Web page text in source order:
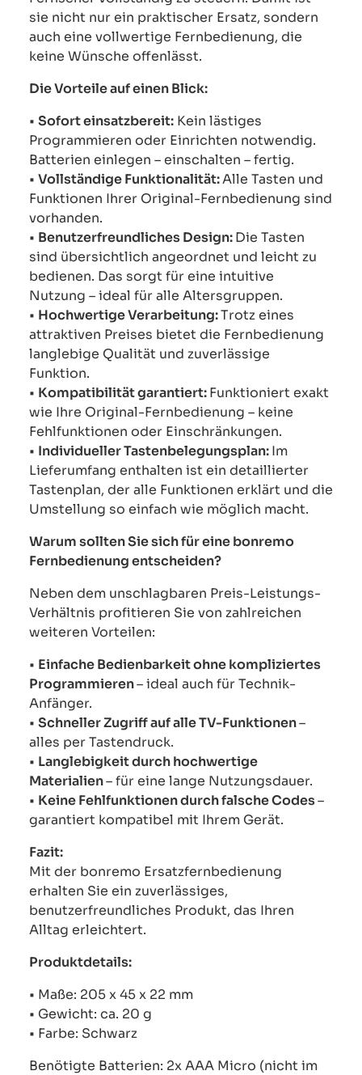
sie nicht nur ein praktischer Ersatz, sondern
auch eine vollwertige Fernbedienung, die
keine Wünsche offenlässt.
Die Vorteile auf einen Blick:
• Sofort einsatzbereit: Kein lästiges
Programmieren oder Einrichten notwendig.
Batterien einlegen – einschalten – fertig.
• Vollständige Funktionalität:Alle Tasten und
Funktionen Ihrer Original-Fernbedienung sind
vorhanden.
• Benutzerfreundliches Design:Die Tasten
sind übersichtlich angeordnet und leicht zu
bedienen. Das sorgt für eine intuitive
Nutzung – ideal für alle Altersgruppen.
• Hochwertige Verarbeitung:Trotz eines
attraktiven Preises bietet die Fernbedienung
langlebige Qualität und zuverlässige
Funktion.
• Kompatibilität garantiert:Funktioniert exakt
wie Ihre Original-Fernbedienung – keine
Fehlfunktionen oder Einschränkungen.
• Individueller Tastenbelegungsplan:Im
Lieferumfang enthalten ist ein detaillierter
Tastenplan, der alle Funktionen erklärt und die
Umstellung so einfach wie möglich macht.
Warum sollten Sie sich für eine bonremo
Fernbedienung entscheiden?
Neben dem unschlagbaren Preis-Leistungs-
Verhältnis profitieren Sie von zahlreichen
weiteren Vorteilen:
• Einfache Bedienbarkeit ohne kompliziertes
Programmieren– ideal auch für Technik-
Anfänger.
• Schneller Zugriff auf alle TV-Funktionen–
alles per Tastendruck.
• Langlebigkeit durch hochwertige
Materialien– für eine lange Nutzungsdauer.
• Keine Fehlfunktionen durch falsche Codes–
garantiert kompatibel mit Ihrem Gerät.
Fazit:
Mit der bonremo Ersatzfernbedienung
erhalten Sie ein zuverlässiges,
benutzerfreundliches Produkt, das Ihren
Alltag erleichtert.
Produktdetails:
• Maße: 205 x 45 x 22 mm
• Gewicht: ca. 20 g
• Farbe: Schwarz
Benötigte Batterien: 2x AAA Micro (nicht im